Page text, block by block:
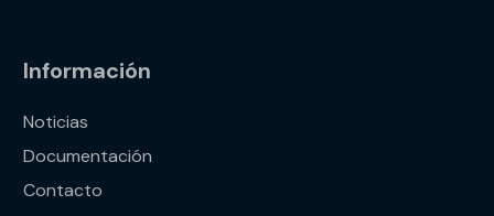
Información
Noticias
Documentación
Contacto